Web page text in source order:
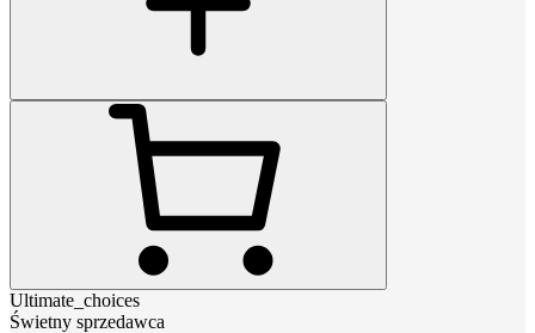
Ultimate_choices
Świetny sprzedawca